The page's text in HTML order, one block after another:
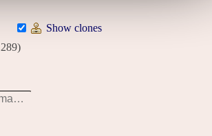
Show clones